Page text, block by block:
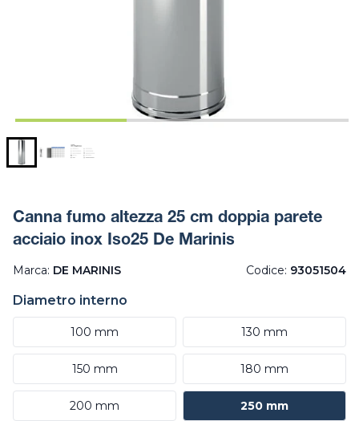
Canna fumo altezza 25 cm doppia parete
acciaio inox Iso25 De Marinis
Marca: DE MARINIS Codice: 93051504
Diametro interno
100 mm 130 mm
150 mm 180 mm
200 mm 250 mm